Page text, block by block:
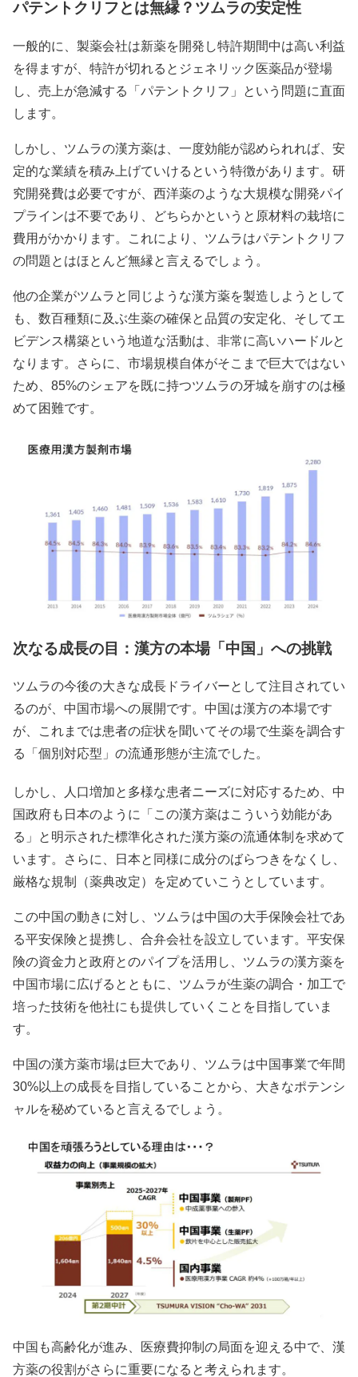
パテントクリフとは無縁？ツムラの安定性
一般的に、製薬会社は新薬を開発し特許期間中は高い利益
を得ますが、特許が切れるとジェネリック医薬品が登場
し、売上が急減する「パテントクリフ」という問題に直面
します。
しかし、ツムラの漢方薬は、一度効能が認められれば、安
定的な業績を積み上げていけるという特徴があります。研
究開発費は必要ですが、西洋薬のような大規模な開発パイ
プラインは不要であり、どちらかというと原材料の栽培に
費用がかかります。これにより、ツムラはパテントクリフ
の問題とはほとんど無縁と言えるでしょう。
他の企業がツムラと同じような漢方薬を製造しようとして
も、数百種類に及ぶ生薬の確保と品質の安定化、そしてエ
ビデンス構築という地道な活動は、非常に高いハードルと
なります。さらに、市場規模自体がそこまで巨大ではない
ため、85%のシェアを既に持つツムラの牙城を崩すのは極
めて困難です。
次なる成長の目：漢方の本場「中国」への挑戦
ツムラの今後の大きな成長ドライバーとして注目されてい
るのが、中国市場への展開です。中国は漢方の本場です
が、これまでは患者の症状を聞いてその場で生薬を調合す
る「個別対応型」の流通形態が主流でした。
しかし、人口増加と多様な患者ニーズに対応するため、中
国政府も日本のように「この漢方薬はこういう効能があ
る」と明示された標準化された漢方薬の流通体制を求めて
います。さらに、日本と同様に成分のばらつきをなくし、
厳格な規制（薬典改定）を定めていこうとしています。
この中国の動きに対し、ツムラは中国の大手保険会社であ
る平安保険と提携し、合弁会社を設立しています。平安保
険の資金力と政府とのパイプを活用し、ツムラの漢方薬を
中国市場に広げるとともに、ツムラが生薬の調合・加工で
培った技術を他社にも提供していくことを目指していま
す。
中国の漢方薬市場は巨大であり、ツムラは中国事業で年間
30%以上の成長を目指していることから、大きなポテンシ
ャルを秘めていると言えるでしょう。
中国も高齢化が進み、医療費抑制の局面を迎える中で、漢
方薬の役割がさらに重要になると考えられます。